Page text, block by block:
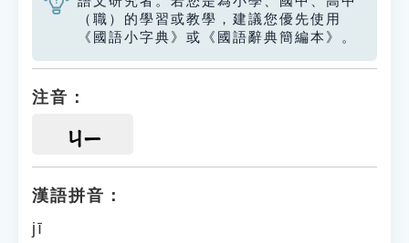
（職）的學習或教學，建議您優先使用
《國語小字典》或《國語辭典簡編本》。
注音：
ㄐㄧ
漢語拼音：
jī